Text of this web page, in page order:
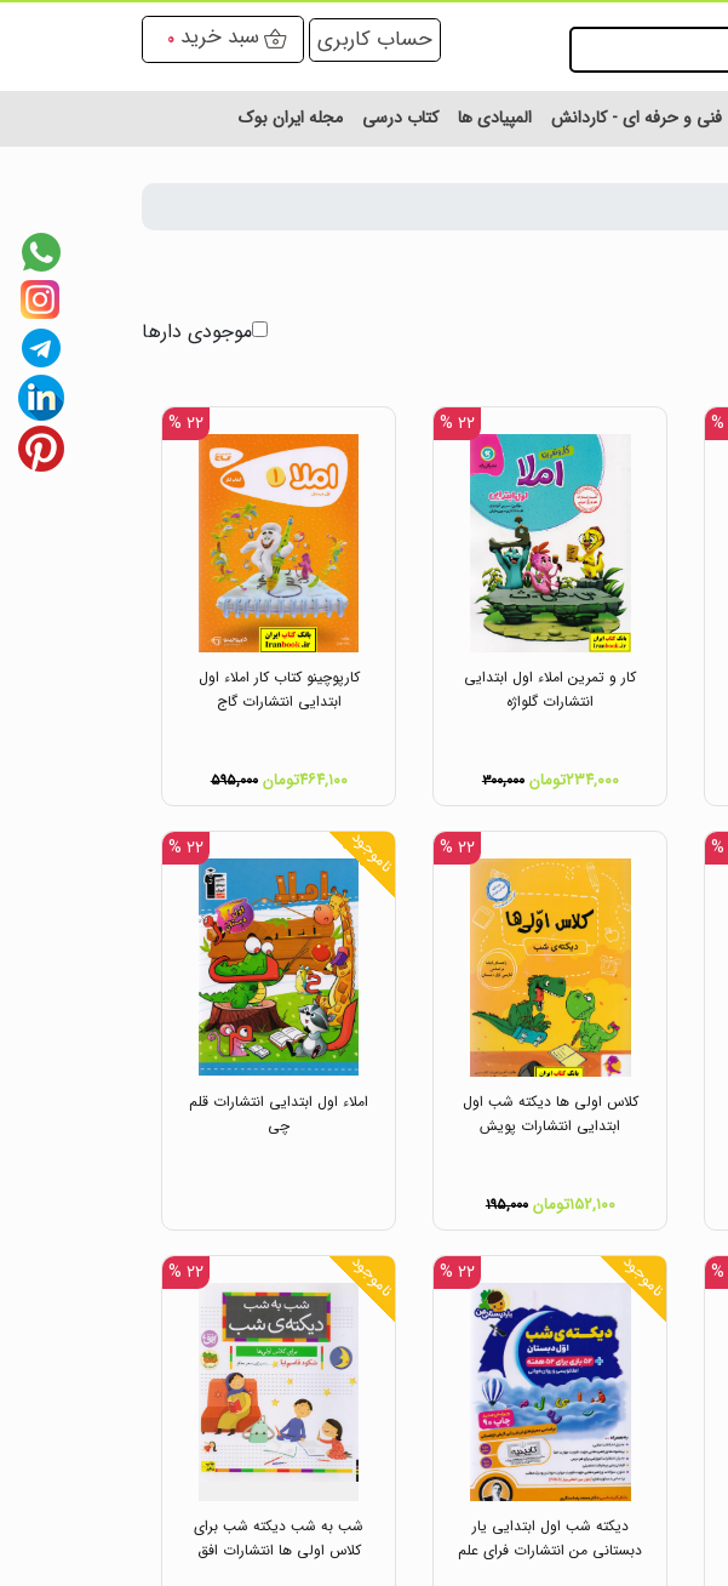
حساب کاربری سبد خرید 0
فنی و حرفه ای - کاردانش المپیادی ها کتاب درسی مجله ایران بوک
موجودی دارها
۲۲ %
کار و تمرین املاء اول ابتدایی
انتشارات گلواژه
۲۳۴,۰۰۰تومان ۳۰۰,۰۰۰
۲۲ %
کارپوچینو کتاب کار املاء اول
ابتدایی انتشارات گاج
۴۶۴,۱۰۰تومان ۵۹۵,۰۰۰
۲۲ %
کلاس اولی ها دیکته شب اول
ابتدایی انتشارات پویش
۱۵۲,۱۰۰تومان ۱۹۵,۰۰۰
ناموجود ۲۲ %
املاء اول ابتدایی انتشارات قلم
چی
ناموجود ۲۲ %
دیکته شب اول ابتدایی یار
دبستانی من انتشارات فرای علم
ناموجود ۲۲ %
شب به شب دیکته شب برای
کلاس اولی ها انتشارات افق